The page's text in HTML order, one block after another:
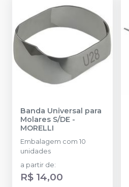
Banda Universal para
Molares S/DE -
MORELLI
Embalagem com 10
unidades
a partir de:
R$ 14,00